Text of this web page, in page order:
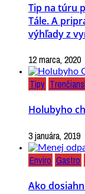
Tip na túru
Tále. A
výhľady z
12 marca, 2020
Tipy
Holubyho
3 januára, 2019
Enviro Gastro
Ako